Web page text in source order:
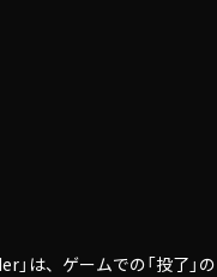
は、ゲームでの「投了」